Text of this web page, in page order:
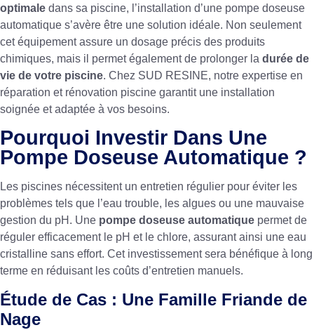
optimale dans sa piscine, l’installation d’une pompe doseuse
automatique s’avère être une solution idéale. Non seulement
cet équipement assure un dosage précis des produits
chimiques, mais il permet également de prolonger la durée de
vie de votre piscine. Chez SUD RESINE, notre expertise en
réparation et rénovation piscine garantit une installation
soignée et adaptée à vos besoins.
Pourquoi Investir Dans Une
Pompe Doseuse Automatique ?
Les piscines nécessitent un entretien régulier pour éviter les
problèmes tels que l’eau trouble, les algues ou une mauvaise
gestion du pH. Une pompe doseuse automatique permet de
réguler efficacement le pH et le chlore, assurant ainsi une eau
cristalline sans effort. Cet investissement sera bénéfique à long
terme en réduisant les coûts d’entretien manuels.
Étude de Cas : Une Famille Friande de
Nage